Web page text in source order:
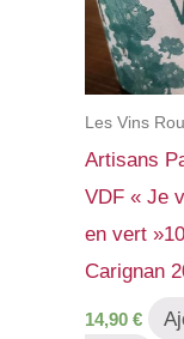
Les Vins
Artisans
VDF « Je
en vert
Carignan
14,90 €